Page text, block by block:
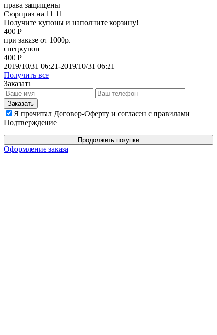
права защищены
Сюрприз на 11.11
Получите купоны и наполните корзину!
400 Р
при заказе от 1000р.
спецкупон
400 Р
2019/10/31 06:21-2019/10/31 06:21
Получить все
Заказать
Я прочитал Договор-Оферту и согласен с правилами
Подтверждение
Продолжить покупки
Оформление заказа